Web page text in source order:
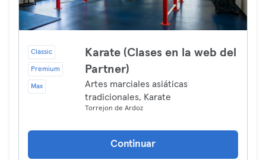
Classic
Premium
Max
Karate (Clases en la web del
Partner)
Artes marciales asiáticas
tradicionales, Karate
Torrejon de Ardoz
Continuar